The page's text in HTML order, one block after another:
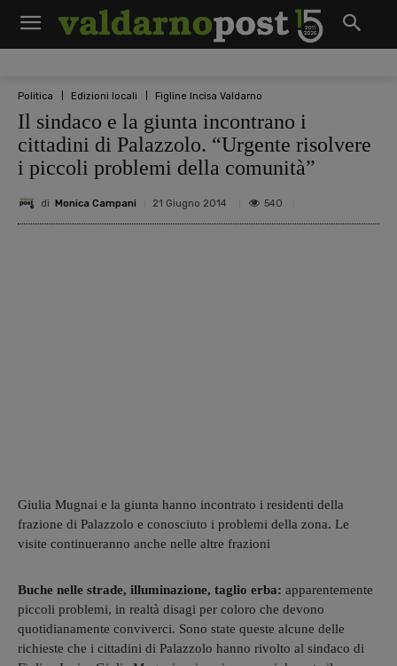
Politica Edizioni locali Figline Incisa Valdarno
Il sindaco e la giunta incontrano i
cittadini di Palazzolo. “Urgente risolvere
i piccoli problemi della comunità”
di Monica Campani 21 Giugno 2014 540
Giulia Mugnai e la giunta hanno incontrato i residenti della
frazione di Palazzolo e conosciuto i problemi della zona. Le
visite continueranno anche nelle altre frazioni
Buche nelle strade, illuminazione, taglio erba: apparentemente
piccoli problemi, in realtà disagi per coloro che devono
quotidianamente conviverci. Sono state queste alcune delle
richieste che i cittadini di Palazzolo hanno rivolto al sindaco di